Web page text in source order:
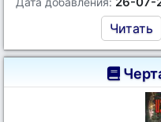
Читать